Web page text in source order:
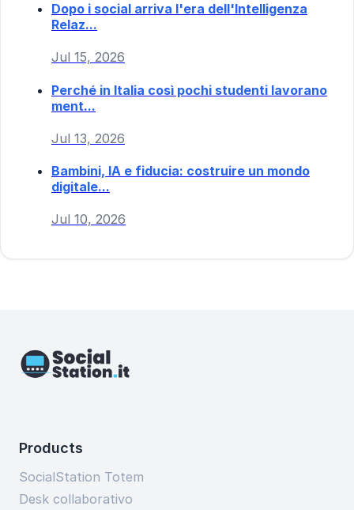
Dopo i social arriva l'era dell'Intelligenza
Relaz...
Jul 15, 2026
Perché in Italia così pochi studenti lavorano
ment...
Jul 13, 2026
Bambini, IA e fiducia: costruire un mondo
digitale...
Jul 10, 2026
Products
SocialStation Totem
Desk collaborativo